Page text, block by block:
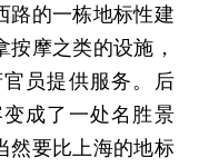
路的一栋地标性建
摩之类的设施，
员提供服务。后
成了一处名胜景
然要比上海的地标